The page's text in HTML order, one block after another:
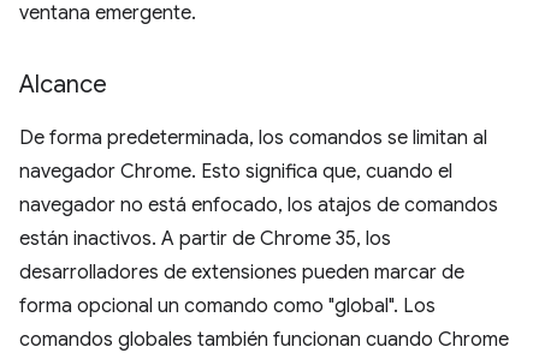
ventana emergente.
Alcance
De forma predeterminada, los comandos se limitan al
navegador Chrome. Esto significa que, cuando el
navegador no está enfocado, los atajos de comandos
están inactivos. A partir de Chrome 35, los
desarrolladores de extensiones pueden marcar de
forma opcional un comando como "global". Los
comandos globales también funcionan cuando Chrome